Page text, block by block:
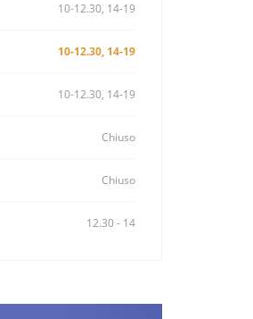
10-12.30, 14-19
10-12.30, 14-19
10-12.30, 14-19
Chiuso
Chiuso
12.30 - 14